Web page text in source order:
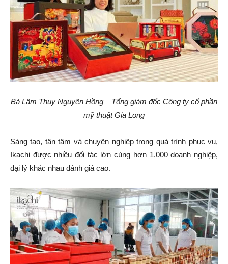
Bà Lâm Thụy Nguyên Hồng – Tổng giám đốc Công ty cổ phần
mỹ thuật Gia Long
Sáng tạo, tận tâm và chuyên nghiệp trong quá trình phục vụ,
Ikachi được nhiều đối tác lớn cùng hơn 1.000 doanh nghiệp,
đại lý khác nhau đánh giá cao.